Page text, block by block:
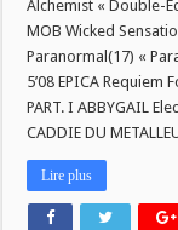
Alchemist « Double-
MOB Wicked
Paranormal(17) «
5’08 EPICA
PART. I ABBYGAIL
CADDIE DU
Lire plus